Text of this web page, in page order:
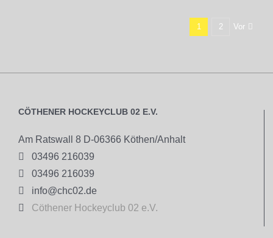
1 2 Vor
CÖTHENER HOCKEYCLUB 02 E.V.
Am Ratswall 8 D-06366 Köthen/Anhalt

03496 216039

03496 216039

info@chc02.de

Cöthener Hockeyclub 02 e.V.